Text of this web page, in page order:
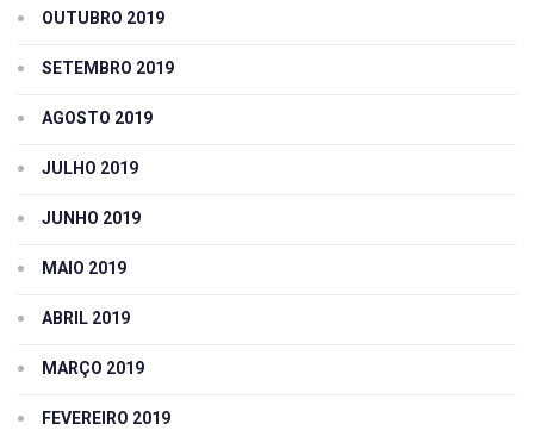
OUTUBRO 2019
SETEMBRO 2019
AGOSTO 2019
JULHO 2019
JUNHO 2019
MAIO 2019
ABRIL 2019
MARÇO 2019
FEVEREIRO 2019